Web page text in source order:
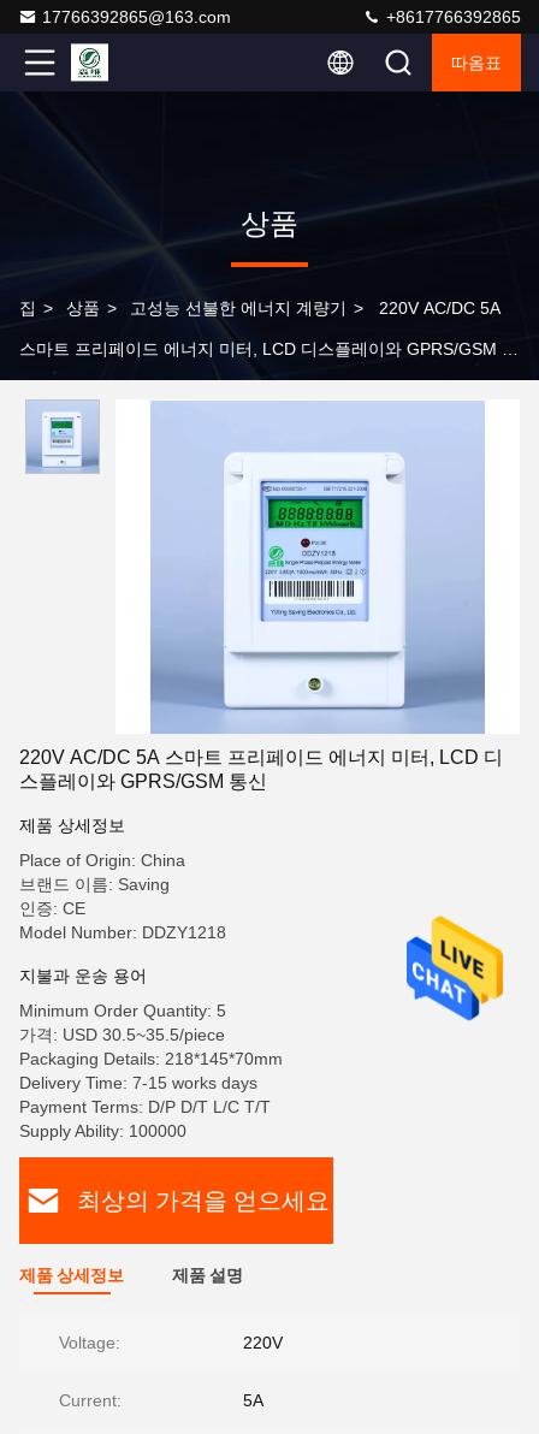
17766392865@163.com +8617766392865
따옴표
상품
집 > 상품 > 고성능 선불한 에너지 계량기 > 220V AC/DC 5A
스마트 프리페이드 에너지 미터, LCD 디스플레이와 GPRS/GSM 통
220V AC/DC 5A 스마트 프리페이드 에너지 미터, LCD 디
스플레이와 GPRS/GSM 통신
제품 상세정보
Place of Origin: China
브랜드 이름: Saving
인증: CE
Model Number: DDZY1218
지불과 운송 용어
Minimum Order Quantity: 5
가격: USD 30.5~35.5/piece
Packaging Details: 218*145*70mm
Delivery Time: 7-15 works days
Payment Terms: D/P D/T L/C T/T
Supply Ability: 100000
최상의 가격을 얻으세요
제품 상세정보 제품 설명
Voltage: 220V
Current: 5A